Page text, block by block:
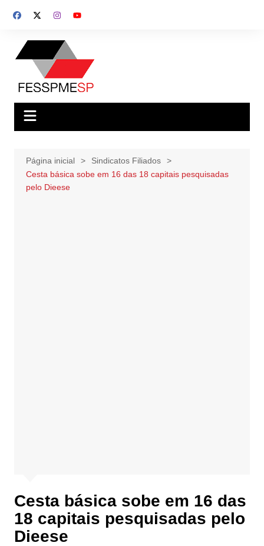
para
conteúdo
Página inicial
Sindicatos Filiados
Cesta básica sobe em 16 das 18 capitais pesquisadas
pelo Dieese
Cesta básica sobe em 16 das
18 capitais pesquisadas pelo
Dieese